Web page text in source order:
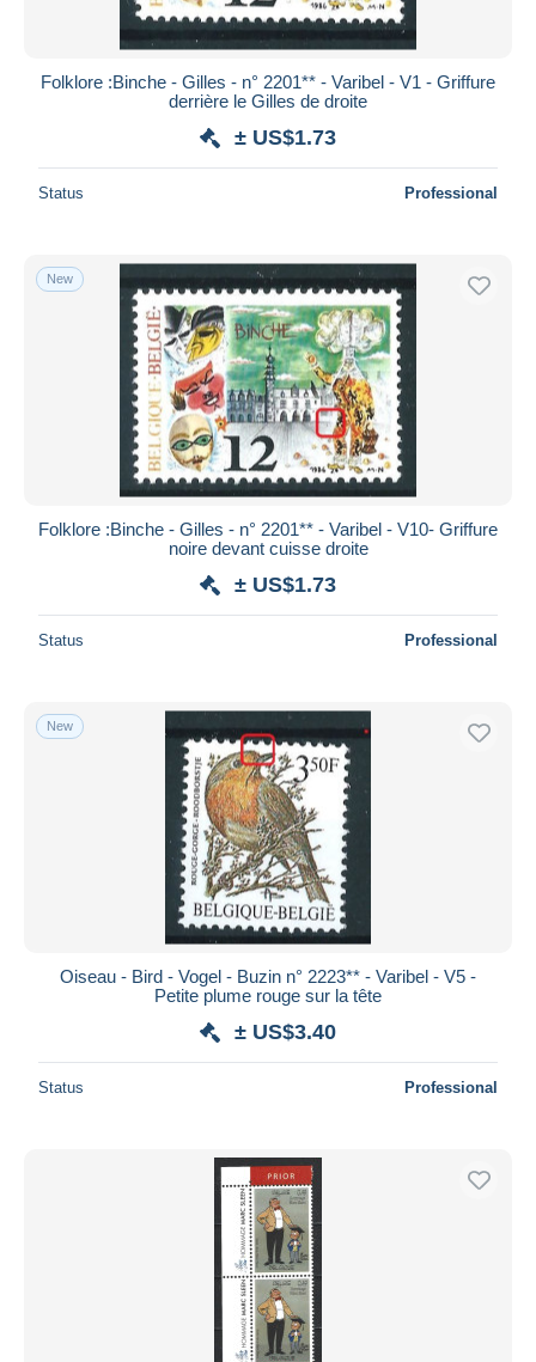
Folklore :Binche - Gilles - n° 2201** - Varibel - V1 - Griffure
derrière le Gilles de droite
± US$1.73
Status Professional
New
Folklore :Binche - Gilles - n° 2201** - Varibel - V10- Griffure
noire devant cuisse droite
± US$1.73
Status Professional
New
Oiseau - Bird - Vogel - Buzin n° 2223** - Varibel - V5 -
Petite plume rouge sur la tête
± US$3.40
Status Professional